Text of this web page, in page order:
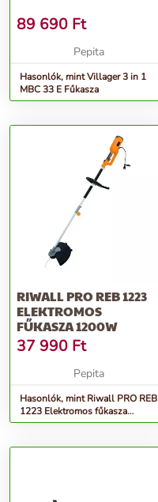
89 690 Ft
Pepita
Hasonlók, mint Villager 3 in 1
MBC 33 E Fűkasza
RIWALL PRO REB 1223
ELEKTROMOS
FŰKASZA 1200W
37 990 Ft
Pepita
Hasonlók, mint Riwall PRO REB
1223 Elektromos fűkasza
1200W